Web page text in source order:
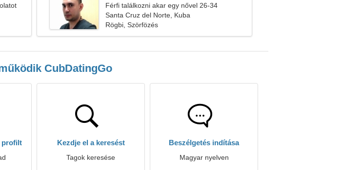
Férfi találkozni akar egy nővel 26-34
Santa Cruz del Norte, Kuba
Rögbi, Szörfözés
CubDatingGo
profilt Kezdje el a keresést
Tagok keresése
Beszélgetés indítása
Magyar nyelven